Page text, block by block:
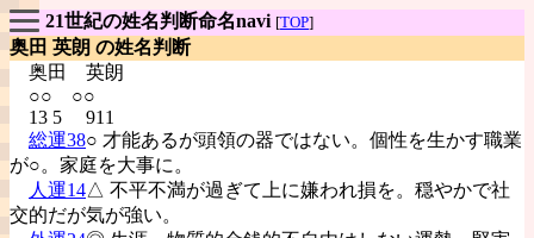
21世紀の姓名判断命名navi [TOP]
奥田 英朗 の姓名判断
奥田 英朗
○○ ○○
13 5 911
総運38○ 才能あるが頭領の器ではない。個性を生かす職業
が○。家庭を大事に。
人運14△ 不平不満が過ぎて上に嫌われ損を。穏やかで社
交的だが気が強い。